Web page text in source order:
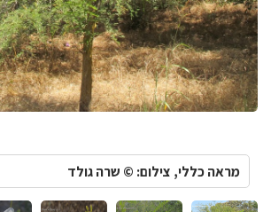
מראה כללי, צילום: © שרה גולד